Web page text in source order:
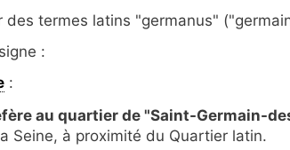
des termes latins "germanus"
:
:
au quartier de "Saint-Germain-
Seine, à proximité du Quartier latin.